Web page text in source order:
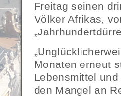
Freitag seinen
Völker Afrikas,
Monaten erneut
Lebensmittel
den Mangel an